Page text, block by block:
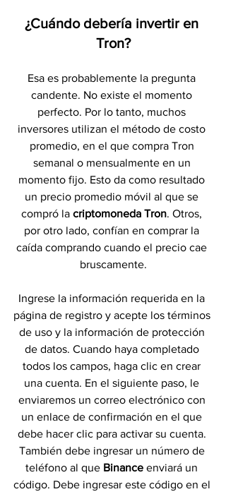
¿Cuándo debería invertir en
Tron?
Esa es probablemente la pregunta
candente. No existe el momento
perfecto. Por lo tanto, muchos
inversores utilizan el método de costo
promedio, en el que compra Tron
semanal o mensualmente en un
momento fijo. Esto da como resultado
un precio promedio móvil al que se
compró la criptomoneda Tron. Otros,
por otro lado, confían en comprar la
caída comprando cuando el precio cae
bruscamente.
Ingrese la información requerida en la
página de registro y acepte los términos
de uso y la información de protección
de datos. Cuando haya completado
todos los campos, haga clic en crear
una cuenta. En el siguiente paso, le
enviaremos un correo electrónico con
un enlace de confirmación en el que
debe hacer clic para activar su cuenta.
También debe ingresar un número de
teléfono al que Binance enviará un
código. Debe ingresar este código en el